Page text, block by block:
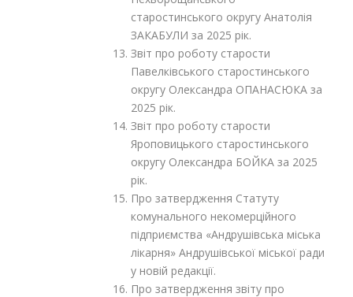
старостинського округу Анатолія
ЗАКАБУЛИ за 2025 рік.
Звіт про роботу старости
Павелківського старостинського
округу Олександра ОПАНАСЮКА за
2025 рік.
Звіт про роботу старости
Яроповицького старостинського
округу Олександра БОЙКА за 2025
рік.
Про затвердження Статуту
комунального некомерційного
підприємства «Андрушівська міська
лікарня» Андрушівської міської ради
у новій редакції.
Про затвердження звіту про